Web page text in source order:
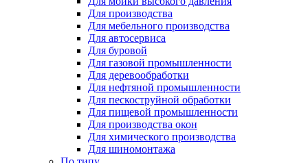
Для производства
Для мебельного производства
Для автосервиса
Для буровой
Для газовой промышленности
Для деревообработки
Для нефтяной промышленности
Для пескоструйной обработки
Для пищевой промышленности
Для производства окон
Для химического производства
Для шиномонтажа